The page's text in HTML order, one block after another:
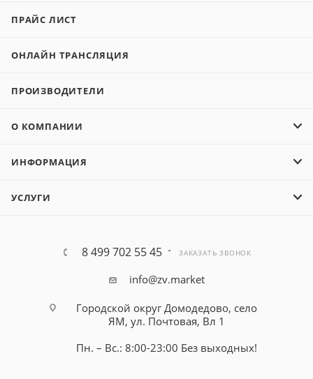
ПРАЙС ЛИСТ
ОНЛАЙН ТРАНСЛЯЦИЯ
ПРОИЗВОДИТЕЛИ
О КОМПАНИИ
ИНФОРМАЦИЯ
УСЛУГИ
8 499 702 55 45 ЗАКАЗАТЬ ЗВОНОК
info@zv.market
Городской округ Домодедово, село
ЯМ, ул. Почтовая, Вл 1
Пн. – Вс.: 8:00-23:00 Без выходных!